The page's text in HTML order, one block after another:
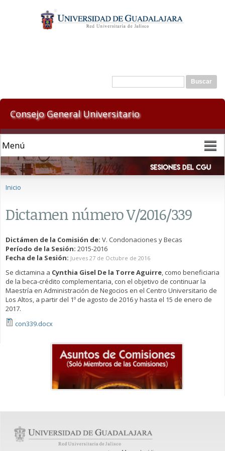
contenido
principal
Formulario de búsqueda
Buscar
Consejo General Universitario
Inicio
Dictamen número V/2016/339
Dictámen de la Comisión de: V. Condonaciones y Becas
Período de la Sesión: 2015-2016
Fecha de la Sesión: Jueves 27 de Octubre de 2016
Se dictamina a Cynthia Gisel De la Torre Aguirre, como beneficiaria
de la beca-crédito complementaria, con el objetivo de continuar la
Maestría en Administración de Negocios en el Centro Universitario de
Los Altos, a partir del 1º de agosto de 2016 y hasta el 15 de enero de
2017.
con339.docx